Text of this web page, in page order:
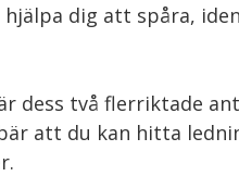
hjälpa dig att spåra,
dess två flerriktade
att du kan hitta